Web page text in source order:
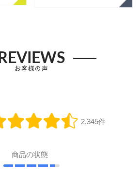
REVIEWS
お客様の声
2,345件
商品の状態